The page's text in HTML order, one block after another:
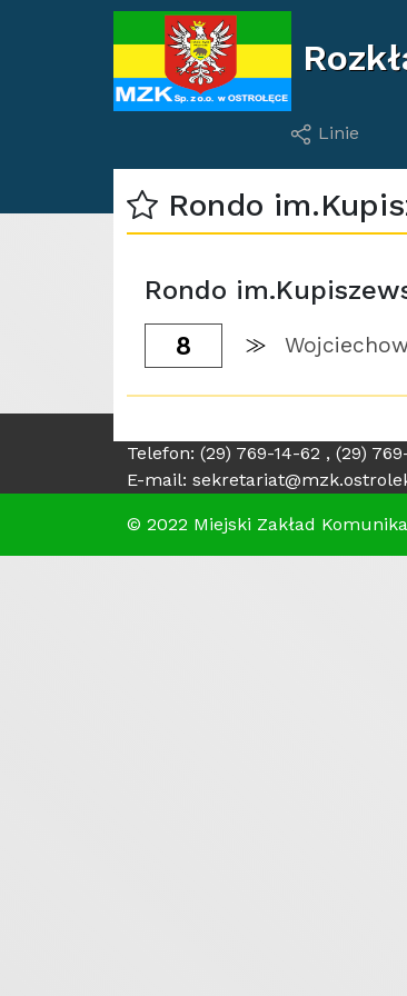
Linie
Rondo
Rondo
8
Telefon: (29) 769-14-62 , (29)
E-mail:
© 2022 Miejski Zakład